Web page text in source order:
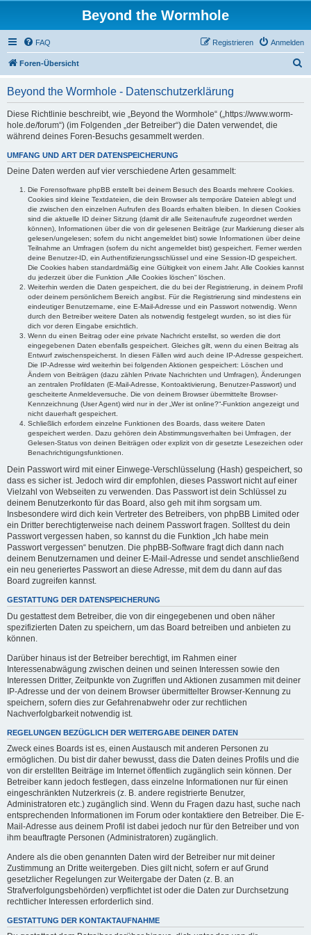
Beyond the Wormhole
FAQ Anmelden
Registrieren
Foren-Übersicht
Beyond the Wormhole - Datenschutzerklärung
Diese Richtlinie beschreibt, wie „Beyond the Wormhole“ („https://www.worm-
hole.de/forum“) (im Folgenden „der Betreiber“) die Daten verwendet, die
während deines Foren-Besuchs gesammelt werden.
UMFANG UND ART DER DATENSPEICHERUNG
Deine Daten werden auf vier verschiedene Arten gesammelt:
Die Forensoftware phpBB erstellt bei deinem Besuch des Boards mehrere Cookies.
Cookies sind kleine Textdateien, die dein Browser als temporäre Dateien ablegt und
die zwischen den einzelnen Aufrufen des Boards erhalten bleiben. In diesen Cookies
sind die aktuelle ID deiner Sitzung (damit dir alle Seitenaufrufe zugeordnet werden
können), Informationen über die von dir gelesenen Beiträge (zur Markierung dieser als
gelesen/ungelesen; sofern du nicht angemeldet bist) sowie Informationen über deine
Teilnahme an Umfragen (sofern du nicht angemeldet bist) gespeichert. Ferner werden
deine Benutzer-ID, ein Authentifizierungsschlüssel und eine Session-ID gespeichert.
Die Cookies haben standardmäßig eine Gültigkeit von einem Jahr. Alle Cookies kannst
du jederzeit über die Funktion „Alle Cookies löschen“ löschen.
Weiterhin werden die Daten gespeichert, die du bei der Registrierung, in deinem Profil
oder deinem persönlichem Bereich angibst. Für die Registrierung sind mindestens ein
eindeutiger Benutzername, eine E-Mail-Adresse und ein Passwort notwendig. Wenn
durch den Betreiber weitere Daten als notwendig festgelegt wurden, so ist dies für
dich vor deren Eingabe ersichtlich.
Wenn du einen Beitrag oder eine private Nachricht erstellst, so werden die dort
eingegebenen Daten ebenfalls gespeichert. Gleiches gilt, wenn du einen Beitrag als
Entwurf zwischenspeicherst. In diesen Fällen wird auch deine IP-Adresse gespeichert.
Die IP-Adresse wird weiterhin bei folgenden Aktionen gespeichert: Löschen und
Ändern von Beiträgen (dazu zählen Private Nachrichten und Umfragen), Änderungen
an zentralen Profildaten (E-Mail-Adresse, Kontoaktivierung, Benutzer-Passwort) und
gescheiterte Anmeldeversuche. Die von deinem Browser übermittelte Browser-
Kennzeichnung (User Agent) wird nur in der „Wer ist online?“-Funktion angezeigt und
nicht dauerhaft gespeichert.
Schließlich erfordern einzelne Funktionen des Boards, dass weitere Daten
gespeichert werden. Dazu gehören dein Abstimmungsverhalten bei Umfragen, der
Gelesen-Status von deinen Beiträgen oder explizit von dir gesetzte Lesezeichen oder
Benachrichtigungsfunktionen.
Dein Passwort wird mit einer Einwege-Verschlüsselung (Hash) gespeichert, so
dass es sicher ist. Jedoch wird dir empfohlen, dieses Passwort nicht auf einer
Vielzahl von Webseiten zu verwenden. Das Passwort ist dein Schlüssel zu
deinem Benutzerkonto für das Board, also geh mit ihm sorgsam um.
Insbesondere wird dich kein Vertreter des Betreibers, von phpBB Limited oder
ein Dritter berechtigterweise nach deinem Passwort fragen. Solltest du dein
Passwort vergessen haben, so kannst du die Funktion „Ich habe mein
Passwort vergessen“ benutzen. Die phpBB-Software fragt dich dann nach
deinem Benutzernamen und deiner E-Mail-Adresse und sendet anschließend
ein neu generiertes Passwort an diese Adresse, mit dem du dann auf das
Board zugreifen kannst.
GESTATTUNG DER DATENSPEICHERUNG
Du gestattest dem Betreiber, die von dir eingegebenen und oben näher
spezifizierten Daten zu speichern, um das Board betreiben und anbieten zu
können.
Darüber hinaus ist der Betreiber berechtigt, im Rahmen einer
Interessenabwägung zwischen deinen und seinen Interessen sowie den
Interessen Dritter, Zeitpunkte von Zugriffen und Aktionen zusammen mit deiner
IP-Adresse und der von deinem Browser übermittelter Browser-Kennung zu
speichern, sofern dies zur Gefahrenabwehr oder zur rechtlichen
Nachverfolgbarkeit notwendig ist.
REGELUNGEN BEZÜGLICH DER WEITERGABE DEINER DATEN
Zweck eines Boards ist es, einen Austausch mit anderen Personen zu
ermöglichen. Du bist dir daher bewusst, dass die Daten deines Profils und die
von dir erstellten Beiträge im Internet öffentlich zugänglich sein können. Der
Betreiber kann jedoch festlegen, dass einzelne Informationen nur für einen
eingeschränkten Nutzerkreis (z. B. andere registrierte Benutzer,
Administratoren etc.) zugänglich sind. Wenn du Fragen dazu hast, suche nach
entsprechenden Informationen im Forum oder kontaktiere den Betreiber. Die E-
Mail-Adresse aus deinem Profil ist dabei jedoch nur für den Betreiber und von
ihm beauftragte Personen (Administratoren) zugänglich.
Andere als die oben genannten Daten wird der Betreiber nur mit deiner
Zustimmung an Dritte weitergeben. Dies gilt nicht, sofern er auf Grund
gesetzlicher Regelungen zur Weitergabe der Daten (z. B. an
Strafverfolgungsbehörden) verpflichtet ist oder die Daten zur Durchsetzung
rechtlicher Interessen erforderlich sind.
GESTATTUNG DER KONTAKTAUFNAHME